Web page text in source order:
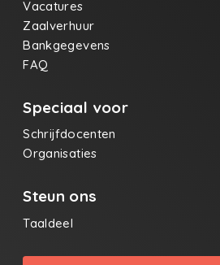
Vacatures
Zaalverhuur
Bankgegevens
FAQ
Speciaal voor
Schrijfdocenten
Organisaties
Steun ons
Taaldeel